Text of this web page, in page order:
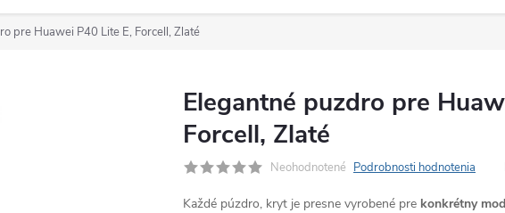
pre Huawei P40 Lite E, Forcell, Zlaté
Elegantné puzdro pre
Forcell, Zlaté
Neohodnotené Podrobnosti hodnotenia
Každé púzdro, kryt je presne vyrobené pre konkrétny